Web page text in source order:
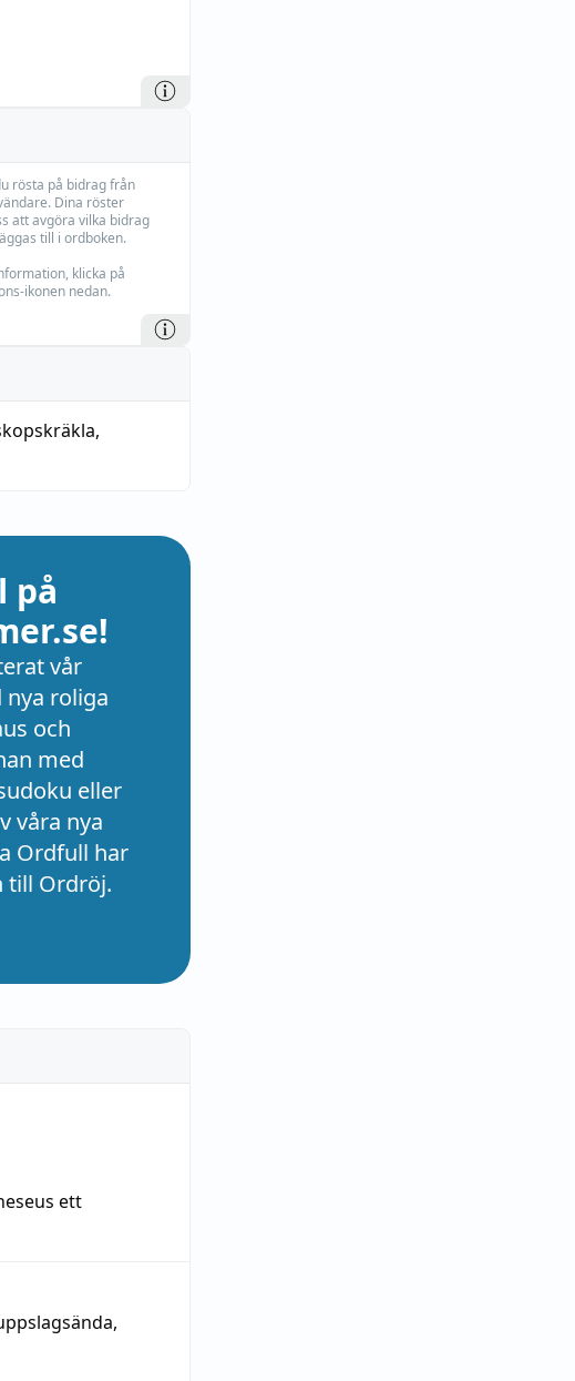
rösta på bidrag från
Dina röster
att avgöra vilka bidrag
till i ordboken.
klicka på
ikonen nedan.
,
på
vår
nya roliga
och
med
eller
våra nya
Ordfull har
till Ordröj.
ett
,